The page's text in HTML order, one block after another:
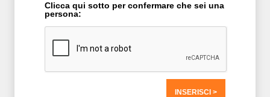
Clicca qui sotto per confermare che sei una
persona: